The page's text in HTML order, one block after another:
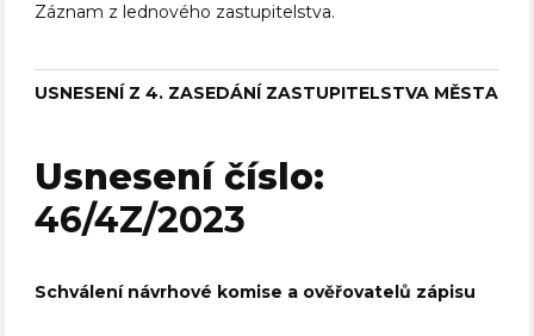
Záznam z lednového zastupitelstva.
USNESENÍ Z 4. ZASEDÁNÍ ZASTUPITELSTVA MĚSTA
Usnesení číslo:
46/4Z/2023
Schválení návrhové komise a ověřovatelů zápisu